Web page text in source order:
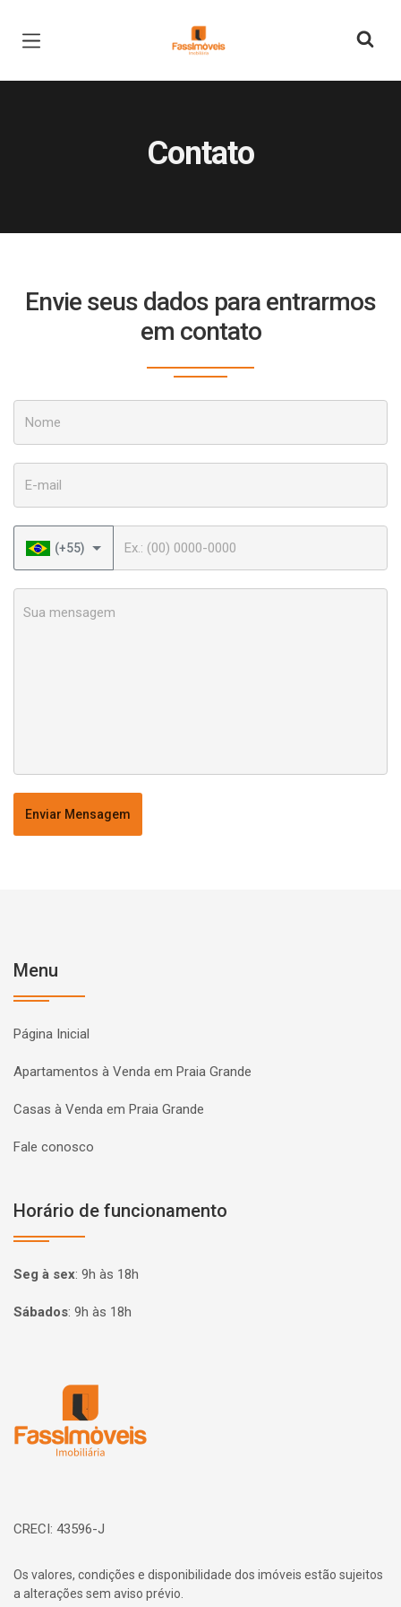
Página inicial
Contato
Envie seus dados para entrarmos
em contato
(+55)
Enviar Mensagem
Menu
Página Inicial
Apartamentos à Venda em Praia Grande
Casas à Venda em Praia Grande
Fale conosco
Horário de funcionamento
Seg à sex: 9h às 18h
Sábados: 9h às 18h
CRECI: 43596-J
Os valores, condições e disponibilidade dos imóveis estão sujeitos
a alterações sem aviso prévio.